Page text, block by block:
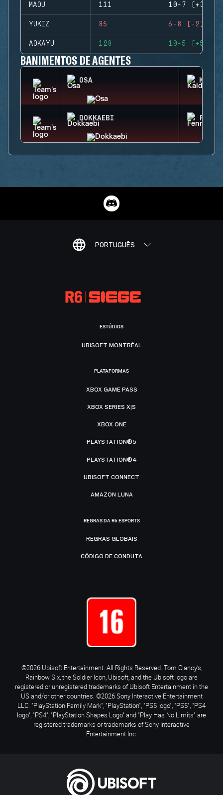
MAOU 111 10-7 (+3)
YUKIZ 85 6-8 (-2)
AOKAYU 128 10-5 (+5)
BANIMENTOS DE AGENTES
OSA KAID
DOKKAEBI
PORTUGUÊS
ESTÚDIOS
UBISOFT MONTRÉAL
PLATAFORMAS
XBOX GAME PASS
XBOX SERIES X|S
XBOX ONE
PLAYSTATION®5
PLAYSTATION®4
UBISOFT CONNECT
AMAZON LUNA
REGRAS DA R6 ESPORTS
REGRAS GLOBAIS
CÓDIGO DE CONDUTA
©2026 Ubisoft Entertainment. All Rights Reserved. Tom Clancy’s,
Rainbow Six, the Soldier Icon, Ubisoft, and the Ubisoft logo are
registered or unregistered trademarks of Ubisoft Entertainment in the
US and/or other countries. ©2026 Sony Interactive Entertainment
LLC. "PlayStation Family Mark", "PlayStation", "PS5 logo", "PS5", "PS4
logo", "PS4", "PlayStation Shapes Logo" and "Play Has No Limits" are
registered trademarks or trademarks of Sony Interactive
Entertainment Inc.